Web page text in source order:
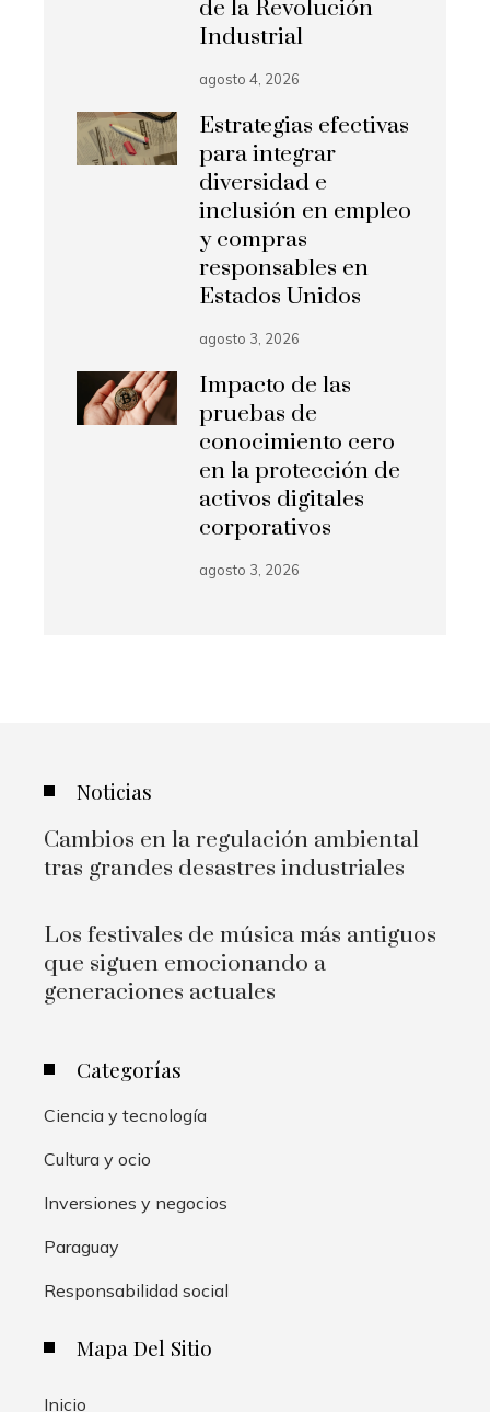
de la Revolución
Industrial
agosto 4, 2026
Estrategias efectivas
para integrar
diversidad e
inclusión en empleo
y compras
responsables en
Estados Unidos
agosto 3, 2026
Impacto de las
pruebas de
conocimiento cero
en la protección de
activos digitales
corporativos
agosto 3, 2026
Noticias
Cambios en la regulación ambiental
tras grandes desastres industriales
Los festivales de música más antiguos
que siguen emocionando a
generaciones actuales
Categorías
Ciencia y tecnología
Cultura y ocio
Inversiones y negocios
Paraguay
Responsabilidad social
Mapa Del Sitio
Inicio